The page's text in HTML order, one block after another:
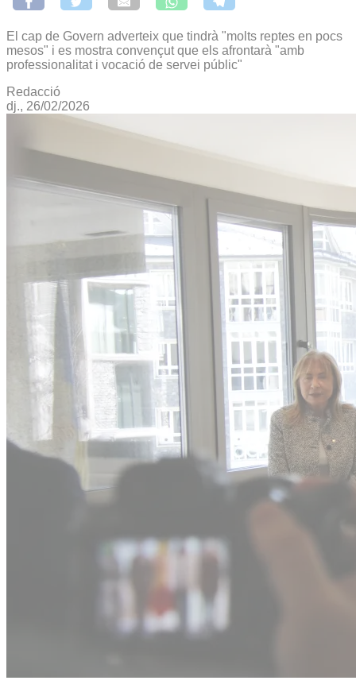
El cap de Govern adverteix que tindrà "molts reptes en pocs
mesos" i es mostra convençut que els afrontarà "amb
professionalitat i vocació de servei públic"
Redacció
dj., 26/02/2026